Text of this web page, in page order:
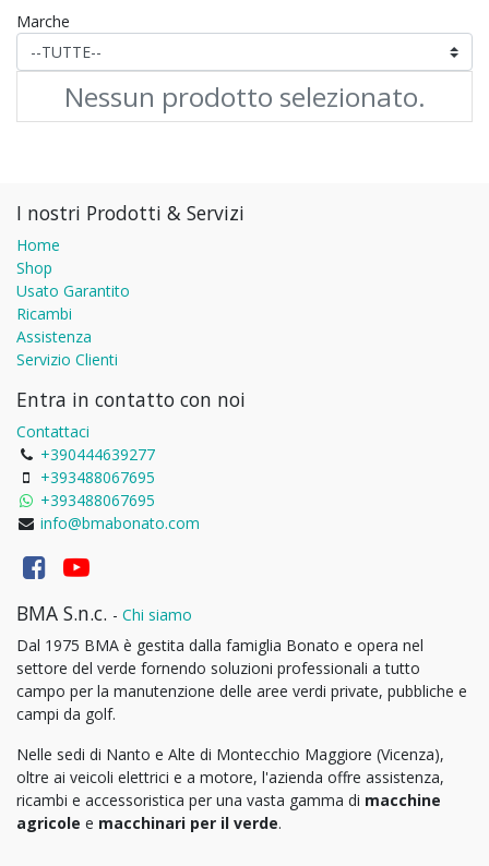
Marche
Nessun prodotto selezionato.
I nostri Prodotti & Servizi
Home
Shop
Usato Garantito
Ricambi
Assistenza
Servizio Clienti
Entra in contatto con noi
Contattaci
+390444639277
+393488067695
+393488067695
info@bmabonato.com
BMA S.n.c. - Chi siamo
Dal 1975 BMA è gestita dalla famiglia Bonato e opera nel
settore del verde fornendo soluzioni professionali a tutto
campo per la manutenzione delle aree verdi private, pubbliche e
campi da golf.
Nelle sedi di Nanto e Alte di Montecchio Maggiore (Vicenza),
oltre ai veicoli elettrici e a motore, l'azienda offre assistenza,
ricambi e accessoristica per una vasta gamma di macchine
agricole e macchinari per il verde.